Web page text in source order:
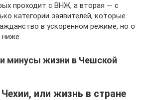
проходит с ВНЖ, а вторая — с
категории заявителей, которые
в ускоренном режиме, но о
минусы жизни в Чешской
или жизнь в стране